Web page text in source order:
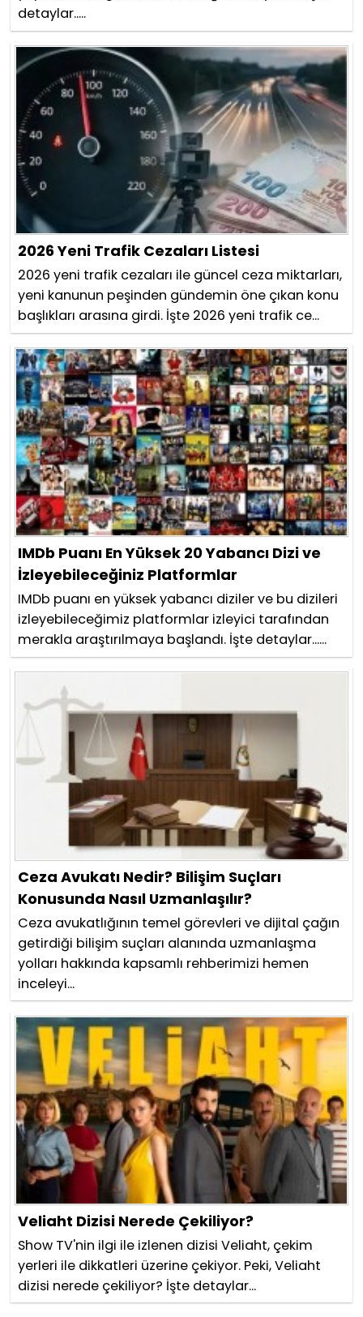
detaylar.....
2026 Yeni Trafik Cezaları Listesi
2026 yeni trafik cezaları ile güncel ceza miktarları,
yeni kanunun peşinden gündemin öne çıkan konu
başlıkları arasına girdi. İşte 2026 yeni trafik ce...
IMDb Puanı En Yüksek 20 Yabancı Dizi ve
İzleyebileceğiniz Platformlar
IMDb puanı en yüksek yabancı diziler ve bu dizileri
izleyebileceğimiz platformlar izleyici tarafından
merakla araştırılmaya başlandı. İşte detaylar......
Ceza Avukatı Nedir? Bilişim Suçları
Konusunda Nasıl Uzmanlaşılır?
Ceza avukatlığının temel görevleri ve dijital çağın
getirdiği bilişim suçları alanında uzmanlaşma
yolları hakkında kapsamlı rehberimizi hemen
inceleyi...
Veliaht Dizisi Nerede Çekiliyor?
Show TV'nin ilgi ile izlenen dizisi Veliaht, çekim
yerleri ile dikkatleri üzerine çekiyor. Peki, Veliaht
dizisi nerede çekiliyor? İşte detaylar...